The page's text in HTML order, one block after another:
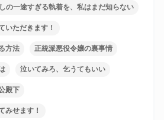
の一途すぎる執着を、私はまだ知らない
いただきます！
方法 正統派悪役令嬢の裏事情
泣いてみろ、乞うてもいい
殿下
みせます！